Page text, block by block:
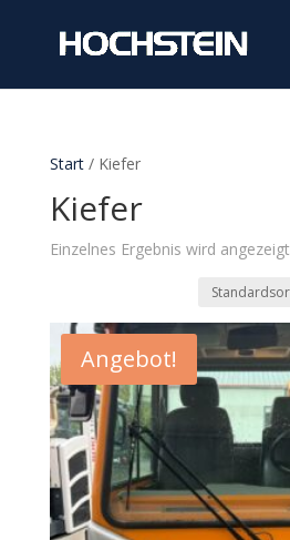
Start/ Kiefer
Kiefer
Einzelnes Ergebnis wird angezeigt
Angebot!